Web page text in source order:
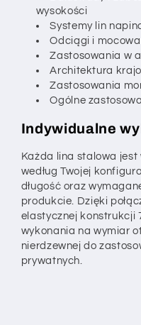
wysokości
Systemy lin
Odciągi i
Zastosowania w
Architektura
Zastosowania
Ogólne
Indywidualne
Każda lina stalowa
według Twojej
długość oraz
produkcie. Dzięki
elastycznej konstrukcji
wykonania na wymiar
nierdzewnej do
prywatnych.